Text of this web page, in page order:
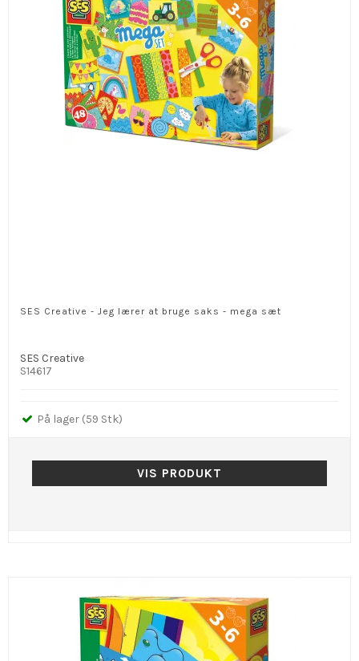
SES Creative - Jeg lærer at bruge saks - mega sæt
SES Creative
S14617
På lager (59 Stk)
VIS PRODUKT